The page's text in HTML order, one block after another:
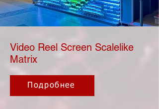
Video Reel Screen Scalelike
Matrix
Подробнее